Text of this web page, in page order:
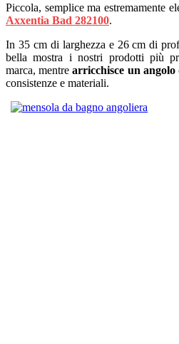
Piccola, semplice ma estremamente
Axxentia Bad 282100.
In 35 cm di larghezza e 26 cm di
bella mostra i nostri prodotti più
marca, mentrearricchisce un angolo
consistenze e materiali.